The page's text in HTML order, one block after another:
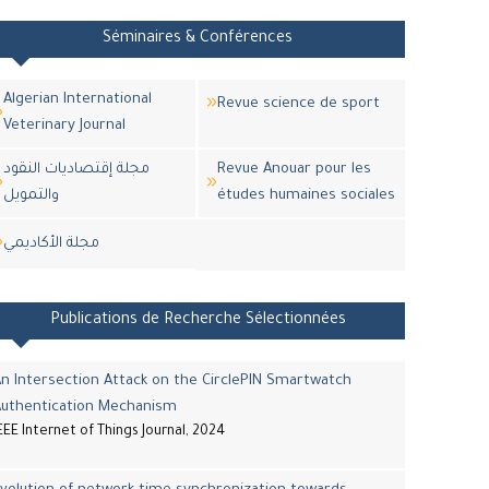
Séminaires & Conférences
Algerian International
Veterinary Journal
Revue science de sport
مجلة إقتصاديات النقود
والتمويل
Revue Anouar pour les
études humaines sociales
مجلة اﻷكاديمي
Publications de Recherche Sélectionnées
Intersection Attack on the CirclePIN Smartwatch
Mechanism
Internet of Things Journal, 2024